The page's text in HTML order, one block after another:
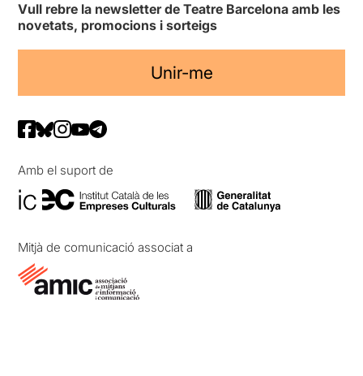
Vull rebre la newsletter de Teatre Barcelona amb les
novetats, promocions i sorteigs
Unir-me
Amb el suport de
Mitjà de comunicació associat a